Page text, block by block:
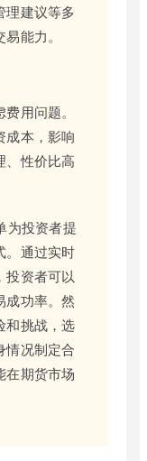
理建议等多
能力。
用问题。
成本，影响
、性价比高
为投资者提
。通过实时
投资者可以
成功率。然
和挑战，选
情况制定合
在期货市场